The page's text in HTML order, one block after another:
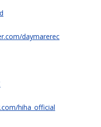
daymarerec
hiha_official